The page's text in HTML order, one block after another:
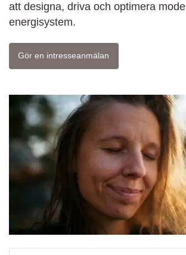
att designa, driva och optimera
energisystem.
Gör en intresseanmälan